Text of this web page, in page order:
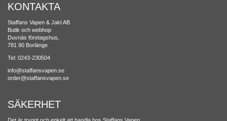
KONTAKTA
Staffans Vapen & Jakt AB
Butik och webhop
Duvnäs företagshus,
781 90 Borlänge
Tel: 0243-230504
info@staffansvapen.se
order@staffansvapen.se
SÄKERHET